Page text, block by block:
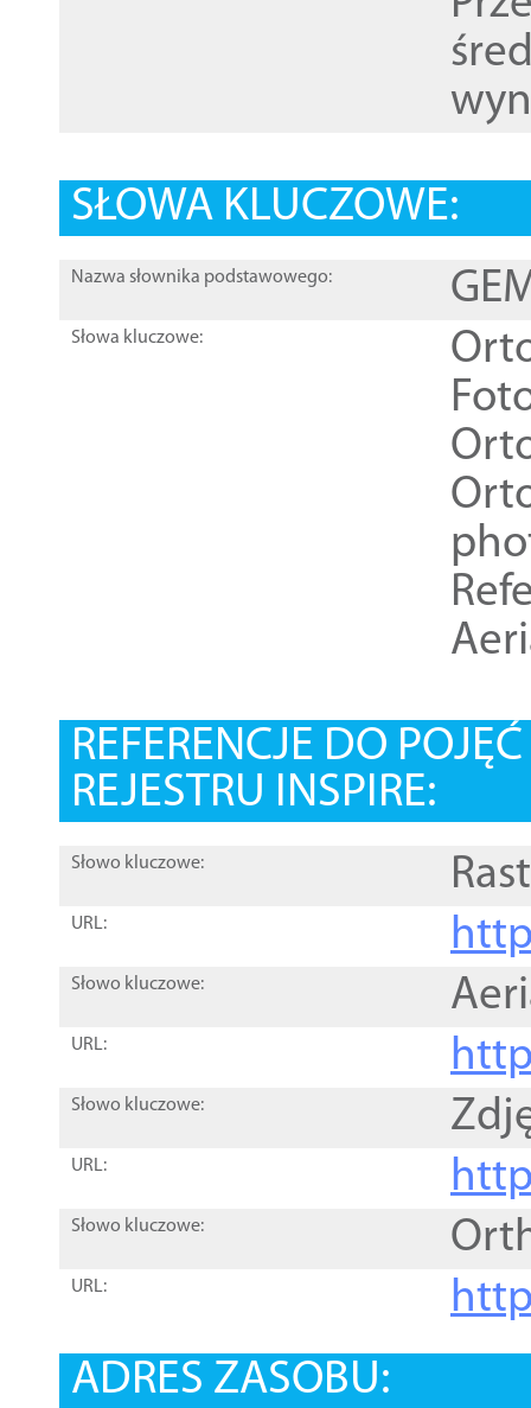
SŁOWA KLUCZOWE:
Nazwa słownika podstawowego:
Słowa kluczowe:
REFERENCJE DO
REJESTRU INSPIRE:
Słowo kluczowe:
URL:
Słowo kluczowe:
URL:
Słowo kluczowe:
URL:
Słowo kluczowe:
URL:
ADRES ZASOBU: